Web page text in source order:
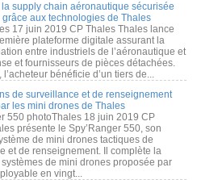
la supply chain aéronautique sécurisée
aux technologies de Thales
17 juin 2019 CP Thales Thales lance
plateforme digitale assurant la
entre industriels de l’aéronautique et
et fournisseurs de pièces détachées.
l’acheteur bénéficie d’un tiers de...
de surveillance et de renseignement
les mini drones de Thales
550 photoThales 18 juin 2019 CP
présente le Spy’Ranger 550, son
de mini drones tactiques de
et de renseignement. Il complète la
de mini drones proposée par
en vingt...